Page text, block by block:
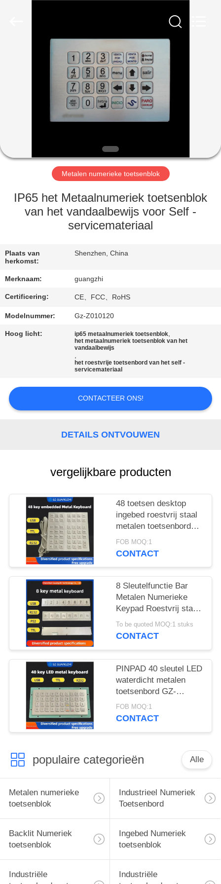
PRODUCTEN
ONGEVEER
FABRIEKSREIS
KWALITEITSCONTROLE
CONTACTEER
EEN
CITAAT
POLICY
Metalen numerieke toetsenblok
IP65 het Metaalnumeriek toetsenblok
van het vandaalbewijs voor Self -
servicemateriaal
Plaats van
herkomst:
Shenzhen, China
Merknaam: guangzhi
Certificering: CE、FCC、RoHS
Modelnummer: Gz-Z010120
Hoog licht: ip65 metaalnumeriek toetsenblok,
het metaalnumeriek toetsenblok van het
vandaalbewijs
,
het roestvrije toetsenbord van het self -
servicemateriaal
CONTACTEER ONS!
DETAILS ONTVOUWEN
vergelijkbare producten
48 toetsen desktop
ingebed roestvrij staal
metalen toetsenbord
GZ-B035013 USB-
interface
FOB MOQ:1
CONTACT
8 Sleutelfunctie Bar
Metalen Numerieke
Keypad Roestvrij staal
304 Side Key Pinpad
To be quoted MOQ:1 stuks
CONTACT
PINPAD 40 sleutel LED
waterdicht metalen
toetsenbord GZ-
C001055 R232
interface,USB
FOB MOQ:1
CONTACT
populaire categorieën Alle
Metalen numerieke
toetsenblok
Industrieel Numeriek
Toetsenbord
Backlit Numeriek
toetsenblok
Ingebed Numeriek
toetsenblok
Industriële
Industriële